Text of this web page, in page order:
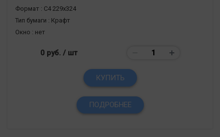
Формат : С4 229х324
Тип бумаги : Крафт
Окно : нет
0 руб. / шт
КУПИТЬ
ПОДРОБНЕЕ